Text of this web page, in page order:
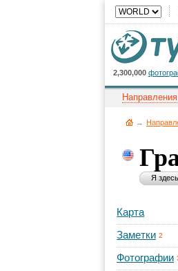
2,300,000
Направления
→
Я
Карта
Заметки 2
Фотографии